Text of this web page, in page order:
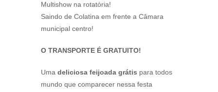
Multishow na rotatória!
Saindo de Colatina em frente a Câmara
municipal centro!
O TRANSPORTE É GRATUITO!
Uma deliciosa feijoada grátis para todos
mundo que comparecer nessa festa